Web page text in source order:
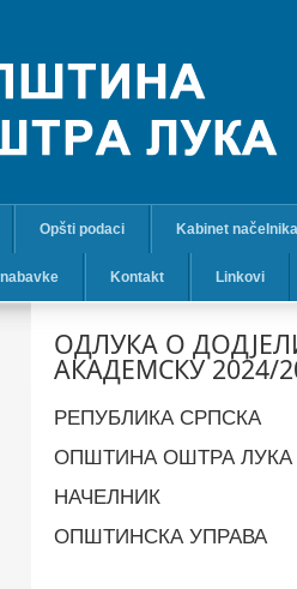
Opšti podaci Kabinet načelnika
Kontakt Linkovi
ОДЛУКА О
АКАДЕМСКУ 2024/
РЕПУБЛИКА СРПСКА
ОПШТИНА ОШТРА ЛУКА
НАЧЕЛНИК
OПШТИНСКА УПРАВА